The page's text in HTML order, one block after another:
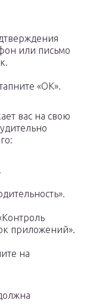
или письмо
«ОК».
вас на свою
приложений».
на